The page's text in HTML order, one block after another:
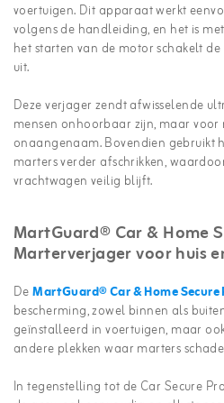
voertuigen. Dit apparaat werkt
volgens de handleiding, en het is
het starten van de motor schakelt
uit.
Deze verjager zendt afwisselende
mensen onhoorbaar zijn, maar voor
onaangenaam. Bovendien gebruikt
marters verder afschrikken,
vrachtwagen veilig blijft.
MartGuard® Car & Home
Marterverjager voor huis
DeMartGuard® Car & Home Secure
bescherming, zowel binnen als
geïnstalleerd in voertuigen, maar
andere plekken waar marters
In tegenstelling tot de Car Secure